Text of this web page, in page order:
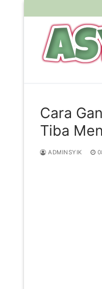
ke
konten
Cara
Tiba
ADMINSYIK